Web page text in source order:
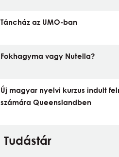
Táncház az UMO-ban
Fokhagyma vagy Nutella?
Új magyar nyelvi kurzus indult
számára Queenslandben
Tudástár